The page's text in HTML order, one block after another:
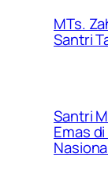
MTs.
Santri
Santri
Emas